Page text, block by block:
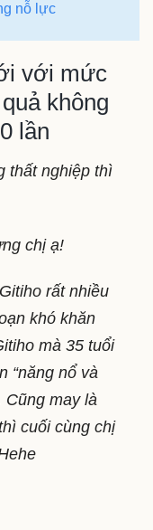
nỗ lực
với mức
không
lần
thất nghiệp thì
chị ạ!
rất nhiều
khó khăn
mà 35 tuổi
“năng nổ và
Cũng may là
cuối cùng chị